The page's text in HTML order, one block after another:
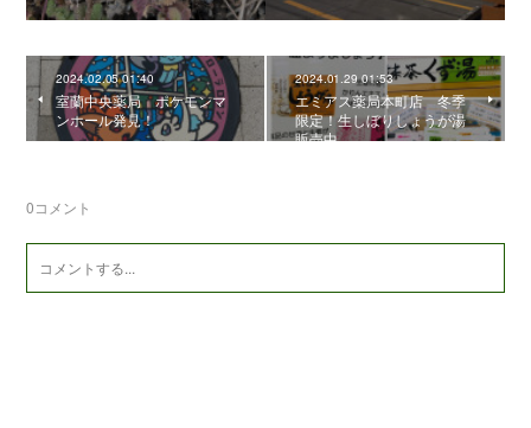
2024.02.05 01:40
室蘭中央薬局 ポケモンマ
ンホール発見！
2024.01.29 01:53
エミアス薬局本町店 冬季
限定！生しぼりしょうが湯
販売中
0コメント